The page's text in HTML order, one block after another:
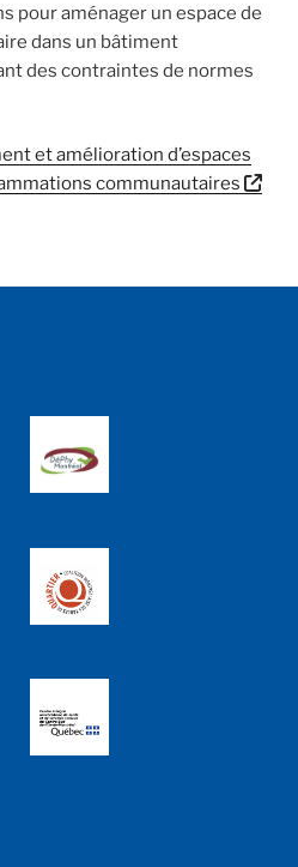
pour aménager un espace de
dans un bâtiment
des contraintes de normes
et amélioration d’espaces
communautaires